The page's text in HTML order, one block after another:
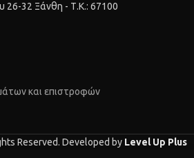
26-32 Ξάνθη - Τ.Κ.: 67100
και επιστροφών
Reserved. Developed by Level Up Plus